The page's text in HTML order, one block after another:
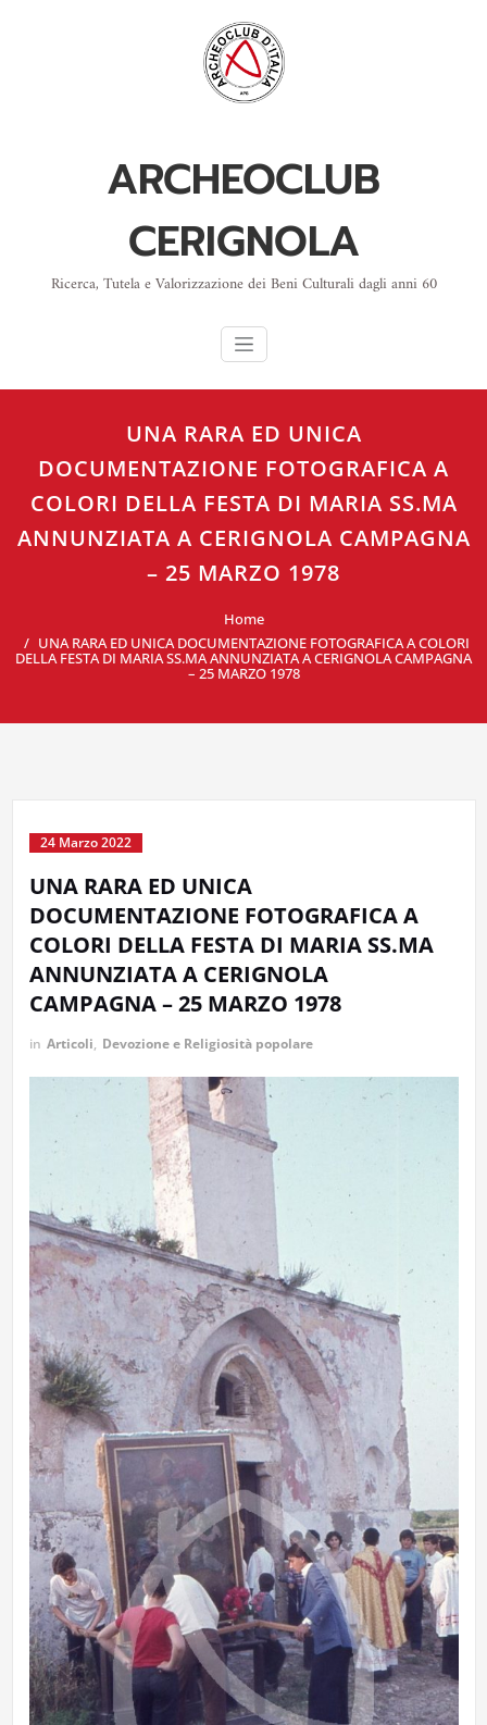
ARCHEOCLUB
CERIGNOLA
Ricerca, Tutela e Valorizzazione dei Beni Culturali dagli anni 60
UNA RARA ED UNICA
DOCUMENTAZIONE FOTOGRAFICA A
COLORI DELLA FESTA DI MARIA SS.MA
ANNUNZIATA A CERIGNOLA CAMPAGNA
– 25 MARZO 1978
Home
UNA RARA ED UNICA DOCUMENTAZIONE FOTOGRAFICA A COLORI
DELLA FESTA DI MARIA SS.MA ANNUNZIATA A CERIGNOLA CAMPAGNA
– 25 MARZO 1978
24 Marzo 2022
UNA RARA ED UNICA
DOCUMENTAZIONE FOTOGRAFICA A
COLORI DELLA FESTA DI MARIA SS.MA
ANNUNZIATA A CERIGNOLA
CAMPAGNA – 25 MARZO 1978
in Articoli, Devozione e Religiosità popolare